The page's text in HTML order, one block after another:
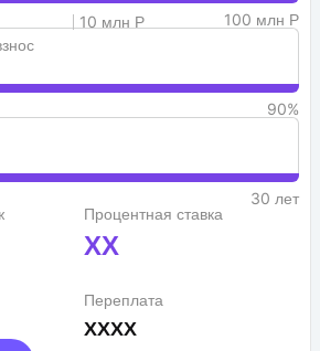
10 млн Р
100 млн Р
90%
30 лет
Процентная ставка
XX
Переплата
XXXX